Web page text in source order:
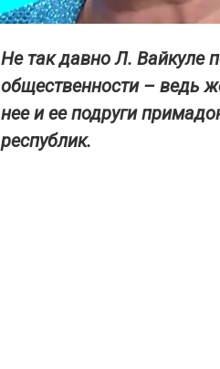
Не так давно Л. Вайкуле
общественности – ведь
нее и ее подруги
республик.